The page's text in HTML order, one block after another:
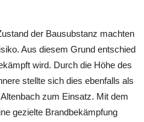
der Bausubstanz machten
Aus diesem Grund entschied
wird. Durch die Höhe des
stellte sich dies ebenfalls als
zum Einsatz. Mit dem
gezielte Brandbekämpfung